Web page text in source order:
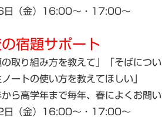
日（金）16:00～・17:00～
宿題サポート
の取り組み方を教えて」「そばにつ
ノートの使い方を教えてほしい」
ら高学年まで毎年、春によくお問
日（金）16:00～・17:00～